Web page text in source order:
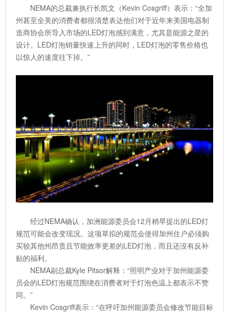
NEMA的总裁兼执行长凯文（Kevin Cosgriff）表示：“全加
州甚至全美的消费者都很清楚表达他们对于近年来美国电器制
造商协会所导入市场的LED灯泡感到满意，尤其是能源之星的
设计。LED灯泡销量快速上升的同时，LED灯泡的零售价格也
以惊人的速度往下掉。”
经过NEMA确认，加洲能源委员会12月稍早提出的LED灯
规范可能会改变现况。这项草拟的规范会使得加州住户必须购
买较其他州昂贵且节能效率更差的LED灯泡，而且还没有反补
贴的福利。
NEMA副总裁Kyle Pitsor解释：“照明产业对于加州能源委
员会的LED灯泡规范围绕在消费者对于灯泡色温上都表示不赞
同。”
Kevin Cosgriff表示：“在呼吁加州能源委员会修改节能目标